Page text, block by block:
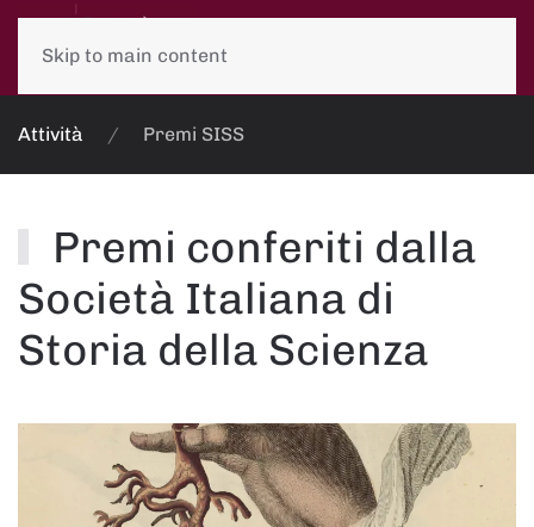
Skip to main content
Attività Premi SISS
Premi conferiti dalla
Società Italiana di
Storia della Scienza